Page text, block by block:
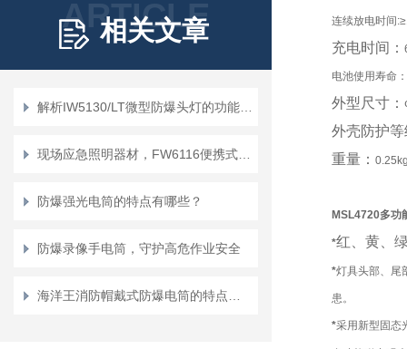
ARTICLE
相关文章
防爆强光电筒的特点有哪些？
防爆录像手电筒，守护高危作业安全
连续放电时间
充电时间：
电池使用寿命
外型尺寸：
外壳防护等
重量：
MSL4720多功
*红、黄、
*灯具头部、尾
患。
*采用新型固态